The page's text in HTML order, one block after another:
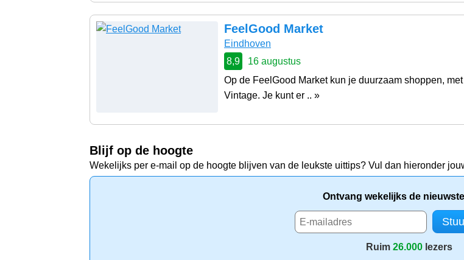
FeelGood Market
Eindhoven
8,9
16 augustus
Op de FeelGood Market kun je duurzaam shoppen,
Vintage. Je kunt er .. »
Blijf op de hoogte
Wekelijks per e-mail op de hoogte blijven van de leukste uittips? Vul dan hieronder
Ontvang wekelijks de
Ruim 26.000 lezers